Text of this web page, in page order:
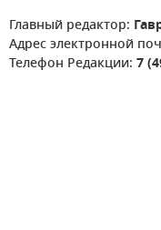
Главный редактор:
Адрес электронной
Телефон Редакции: 7